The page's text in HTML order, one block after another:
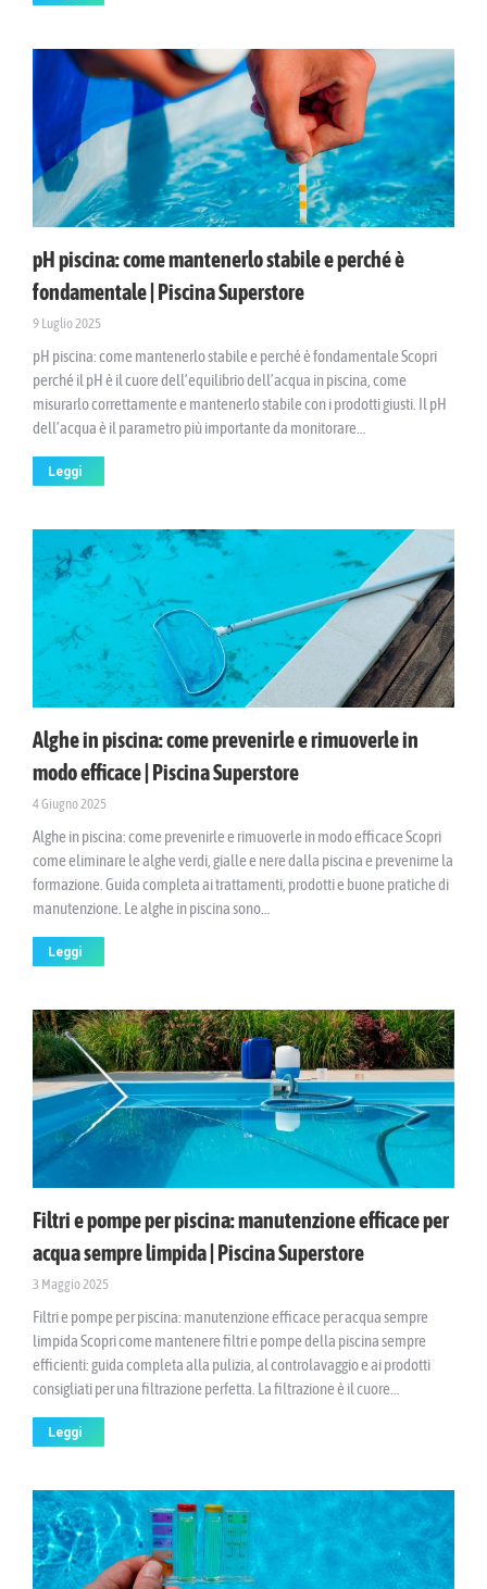
pH piscina: come mantenerlo stabile e perché è
fondamentale | Piscina Superstore
9 Luglio 2025
pH piscina: come mantenerlo stabile e perché è fondamentale Scopri
perché il pH è il cuore dell’equilibrio dell’acqua in piscina, come
misurarlo correttamente e mantenerlo stabile con i prodotti giusti. Il pH
dell’acqua è il parametro più importante da monitorare…
Leggi
Alghe in piscina: come prevenirle e rimuoverle in
modo efficace | Piscina Superstore
4 Giugno 2025
Alghe in piscina: come prevenirle e rimuoverle in modo efficace Scopri
come eliminare le alghe verdi, gialle e nere dalla piscina e prevenirne la
formazione. Guida completa ai trattamenti, prodotti e buone pratiche di
manutenzione. Le alghe in piscina sono…
Leggi
Filtri e pompe per piscina: manutenzione efficace per
acqua sempre limpida | Piscina Superstore
3 Maggio 2025
Filtri e pompe per piscina: manutenzione efficace per acqua sempre
limpida Scopri come mantenere filtri e pompe della piscina sempre
efficienti: guida completa alla pulizia, al controlavaggio e ai prodotti
consigliati per una filtrazione perfetta. La filtrazione è il cuore…
Leggi